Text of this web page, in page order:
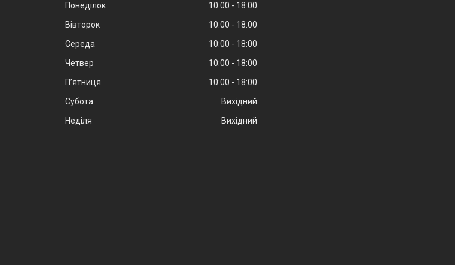
Понеділок 10:00
18:00
Вівторок
10:00
18:00
Середа
10:00
18:00
Четвер
10:00
18:00
Пʼятниця
10:00
18:00
Субота
Вихідний
Неділя
Вихідний